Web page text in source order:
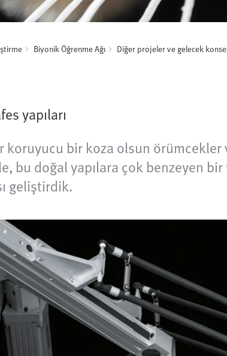
Biyonik Öğrenme Ağı Diğer projeler ve gelecek
yapıları
bir koza olsun örümcekler
bu doğal yapılara çok benzeyen
geliştirdik.